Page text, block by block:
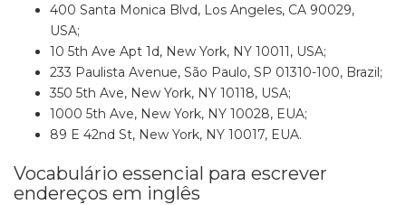
400 Santa Monica Blvd, Los Angeles, CA 90029,
USA;
10 5th Ave Apt 1d, New York, NY 10011, USA;
233 Paulista Avenue, São Paulo, SP 01310-100, Brazil;
350 5th Ave, New York, NY 10118, USA;
1000 5th Ave, New York, NY 10028, EUA;
89 E 42nd St, New York, NY 10017, EUA.
Vocabulário essencial para escrever
endereços em inglês